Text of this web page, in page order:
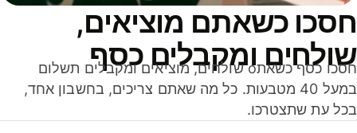
כשאתם מוציאים,
ומקבלים כסף
חסכו כסף כשאתo שולחים, מוציאים ומקבלים תשלום
במעל 40 מטבעות. כל מה שאתם צריכים, בחשבון אחד,
עת שתצטרכו.